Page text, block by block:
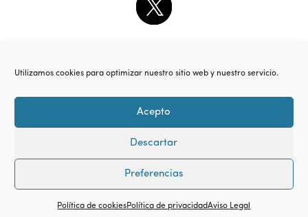
Utilizamos cookies para optimizar nuestro sitio web y nuestro servicio.
Acepto
Descartar
Preferencias
Política de cookiesPolítica de privacidadAviso Legal
© Copyright 2018. All Rights Reserved